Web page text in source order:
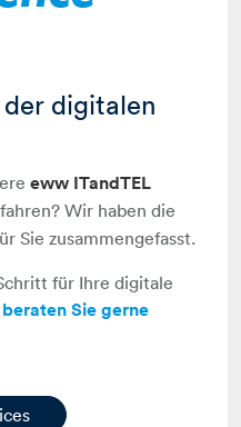
digitalen
eww ITandTEL
Wir haben die
Sie zusammengefasst.
für Ihre digitale
Sie gerne